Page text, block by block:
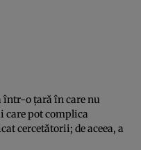
într-o ţară în care nu
care pot complica
cercetătorii; de aceea, a